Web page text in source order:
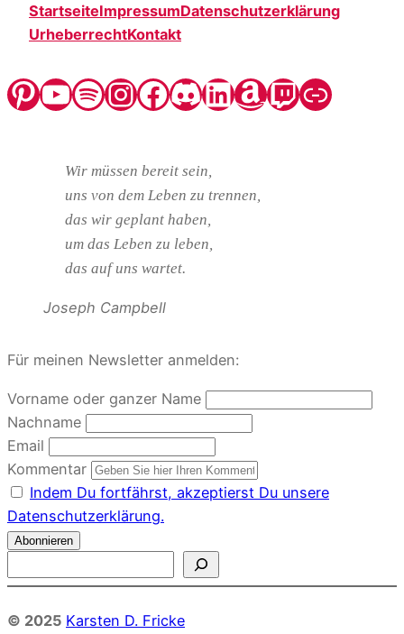
StartseiteImpressumDatenschutzerklärung
UrheberrechtKontakt
Pinterest YouTube Spotify InstagramFacebook Discord LinkedIn Amazon Twitch Steady
Wir müssen bereit sein,
uns von dem Leben zu trennen,
das wir geplant haben,
um das Leben zu leben,
das auf uns wartet.
Joseph Campbell
Für meinen Newsletter anmelden:
Vorname oder ganzer Name
Nachname
Email
Kommentar
Indem Du fortfährst, akzeptierst Du unsere
Datenschutzerklärung.
u
© 2025 Karsten D. Fricke